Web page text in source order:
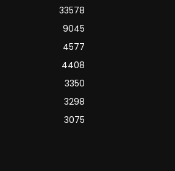
33578
9045
4577
4408
3350
3298
3075